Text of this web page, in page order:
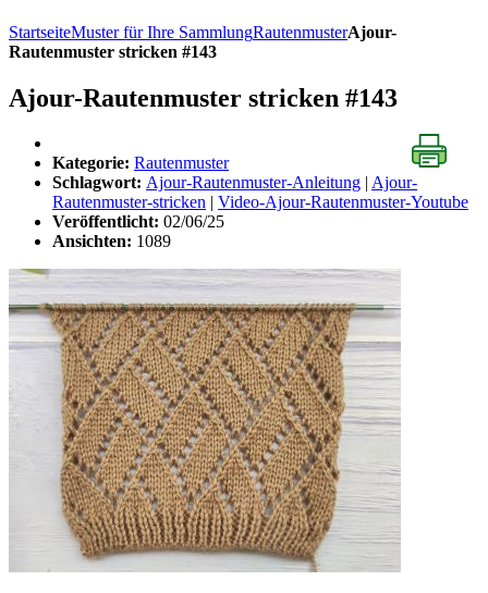
StartseiteMuster für Ihre SammlungRautenmusterAjour-
Rautenmuster stricken #143
Ajour-Rautenmuster stricken #143
Kategorie: Rautenmuster
Schlagwort: Ajour-Rautenmuster-Anleitung Ajour-
Rautenmuster-stricken
Video-Ajour-Rautenmuster-Youtube
Veröffentlicht: 02/06/25
Ansichten: 1089